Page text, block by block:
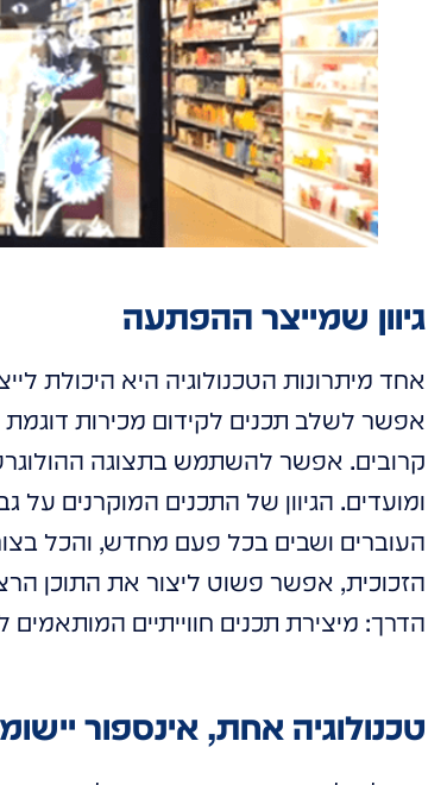
גיוון שמייצר ההפתעה
אחד מיתרונות הטכנולוגיה היא
אפשר לשלב תכנים לקידום מכירות דוגמת
קרובים. אפשר להשתמש בתצוגה
ומועדים. הגיוון של התכנים המוקרנים
העוברים ושבים בכל פעם מחדש, והכל
הדרך: מיצירת תכנים חווייתיים
טכנולוגיה אחת, אינספור